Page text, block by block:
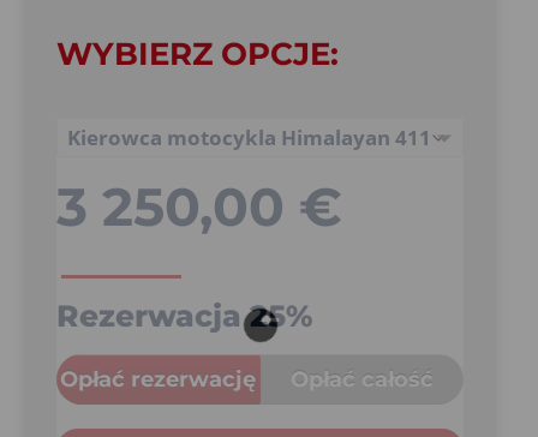
WYBIERZ OPCJE:
3 250,00 €
Rezerwacja25%
Opłać rezerwację Opłać całość